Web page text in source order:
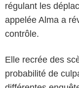
régulant les
appelée Alma a
contrôle.
Elle recrée des
probabilité de